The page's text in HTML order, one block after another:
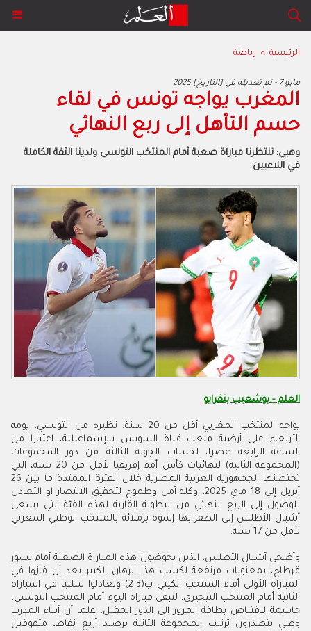
الرئيسية > رياضة
2025 مايو 7 - تم تعديله في [التاريخ]
المغرب يواجه تونس في لقاء
حسم التأهل إلى ربع النهائي
وهبي: تنتظرنا مباراة صعبة أمام المنتخب التونسي ولدينا الثقة الكاملة
في اللاعبين
العلم -بوشعيب بنقرايو
يواجه المنتخب المغربي أقل من 20 سنة، نظيره من التونسي، يومه
الأربعاء على أرضية ملعب قناة السويس بالإسماعيلية، اعتبارا من
الساعة الرابعة عصرا، لحساب الجولة الثالثة من دور المجموعات
(المجموعة الثانية) لنهائيات كأس أمم إفريقيا لأقل من 20 سنة، التي
تحتضنها الجمهورية العربية المصرية خلال الفترة الممتدة ما بين 26
أبريل إلى 18 ماي 2025، وكله أمل وطموح لتحقيق الانتصار او التعادل
للوصول إلى الربع النهائي من البطولة القارية لهذه الفئة التي يسعى
أشبال الأطلس إلى الظفر بها إسوة بزملائه بالمنتخب الوطني المغربي
لأقل من 17 سنة
.
وأضحى أشبال الأطلس، الذين يخوضون هذه المباراة الصعبة أمام نسور
قرطاج، بمعنويات مرتفعة لكسب هذا الرهان الكبير بعد أن فازوا في
المباراة الأولى أمام المنتخب الكيني ب(3-2) وتعادلوا سلبيا في المباراة
الثانية أمام المنتخب النيجيري. لتبقى مباراة اليوم أمام المنتخب التونسي،
حاسمة لاقتناص بطاقة المرور الى الدور المقبل، علما أن أبناء المدرب
وهبي يتصدرون ترتيب المجموعة الثانية برصيد أربع نقاط، متفوقين